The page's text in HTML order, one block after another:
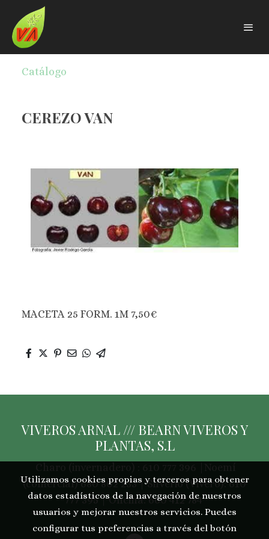
Catálogo
CEREZO VAN
MACETA 25 FORM. 1M 7,50€
VIVEROS ARNAL /// BEARN VIVEROS Y
PLANTAS, S.L
(comercial) 680 802 233 | Silverio (Vivero): 610
777 395 | Oficina: 660 412 784
Utilizamos cookies propias y terceros para obtener
datos estadísticos de la navegación de nuestros
usuarios y mejorar nuestros servicios. Puedes
configurar tus preferencias a través del botón